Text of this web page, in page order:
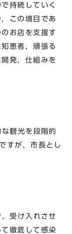
持続していく
この境目であ
お店を支援す
恵者，頑張る
発，仕組みを
観光を段階的
すが，市長とし
受け入れさせ
徹底して感染